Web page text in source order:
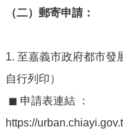
權
料
開
宣
（二） 郵寄申請：
1. 至嘉義市政府都市發
自行列印）
◼ 申請表連結 ：
https://